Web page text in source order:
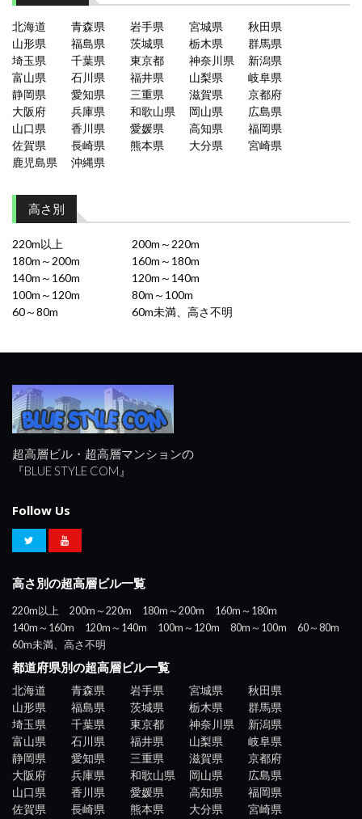
北海道 青森県 岩手県 宮城県
秋田県
山形県
福島県 茨城県 栃木県
群馬県
埼玉県
千葉県 東京都 神奈川県
新潟県
富山県
石川県 福井県 山梨県
岐阜県
静岡県
愛知県 三重県 滋賀県
京都府
大阪府
兵庫県 和歌山県 岡山県
広島県
山口県
香川県 愛媛県 高知県
福岡県
佐賀県
長崎県 熊本県 大分県
宮崎県
鹿児島県
沖縄県
高さ別
220m以上
200m～220m
180m～200m
160m～180m
140m～160m
120m～140m
100m～120m
80m～100m
60～80m
60m未満、高さ不明
超高層ビル・超高層マンションの
『BLUE STYLE COM』
Follow Us
高さ別の超高層ビル一覧
220m以上 200m～220m 180m～200m
160m～180m
140m～160m
120m～140m 100m～120m 80m～100m
60～80m
60m未満、高さ不明
都道府県別の超高層ビル一覧
北海道 青森県 岩手県 宮城県
秋田県
山形県
福島県 茨城県 栃木県
群馬県
埼玉県
千葉県 東京都 神奈川県
新潟県
富山県
石川県 福井県 山梨県
岐阜県
静岡県
愛知県 三重県 滋賀県
京都府
大阪府
兵庫県 和歌山県 岡山県
広島県
山口県
香川県 愛媛県 高知県
福岡県
佐賀県
長崎県 熊本県 大分県 宮崎県